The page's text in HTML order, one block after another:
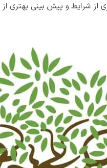
از شرایط و پیش بینی بهتری از